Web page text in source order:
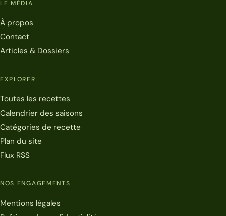
LE MÉDIA
À propos
Contact
Articles & Dossiers
EXPLORER
Toutes les recettes
Calendrier des saisons
Catégories de recette
Plan du site
Flux RSS
NOS ENGAGEMENTS
Mentions légales